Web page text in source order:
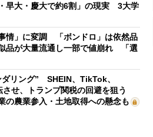
早大・慶大で約6割」の現実 3大学
情」に変調 「ボンドロ」は依然品
品が大量流通し一部で値崩れ 「選
リング” SHEIN、TikTok、
せ、トランプ関税の回避を狙う
の農業参入・土地取得への懸念も